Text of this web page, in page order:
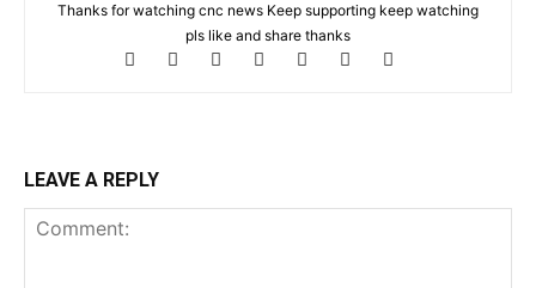
Thanks for watching cnc news Keep supporting keep watching
pls like and share thanks
LEAVE A REPLY